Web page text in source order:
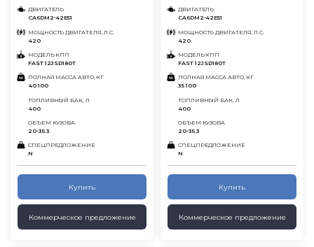
ДВИГАТЕЛЬ
CA6DM2-42E51
МОЩНОСТЬ ДВИГАТЕЛЯ, Л.С.
420
МОДЕЛЬ КПП
FAST 12JSD180T
ПОЛНАЯ МАССА АВТО, КГ
40 100
ТОПЛИВНЫЙ БАК, Л
400
ОБЪЕМ КУЗОВА
20-35.3
СПЕЦПРЕДЛОЖЕНИЕ
N
Купить
Коммерческое предложение
ДВИГАТЕЛЬ
CA6DM2-42E51
МОЩНОСТЬ ДВИГАТЕЛЯ, Л.С.
420
МОДЕЛЬ КПП
FAST 12JSD180T
ПОЛНАЯ МАССА АВТО, КГ
35 100
ТОПЛИВНЫЙ БАК, Л
400
ОБЪЕМ КУЗОВА
20-35.3
СПЕЦПРЕДЛОЖЕНИЕ
N
Купить
Коммерческое предложение